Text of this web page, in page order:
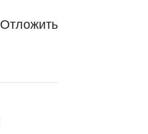
Отложить